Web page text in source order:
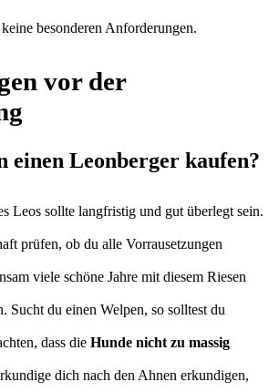
besonderen Anforderungen.
vor der
einen Leonberger kaufen?
Leos sollte langfristig und gut überlegt sein.
prüfen, ob du alle Vorrausetzungen
viele schöne Jahre mit diesem Riesen
Sucht du einen Welpen, so solltest du
dass die Hunde nicht zu massig
dich nach den Ahnen erkundigen,